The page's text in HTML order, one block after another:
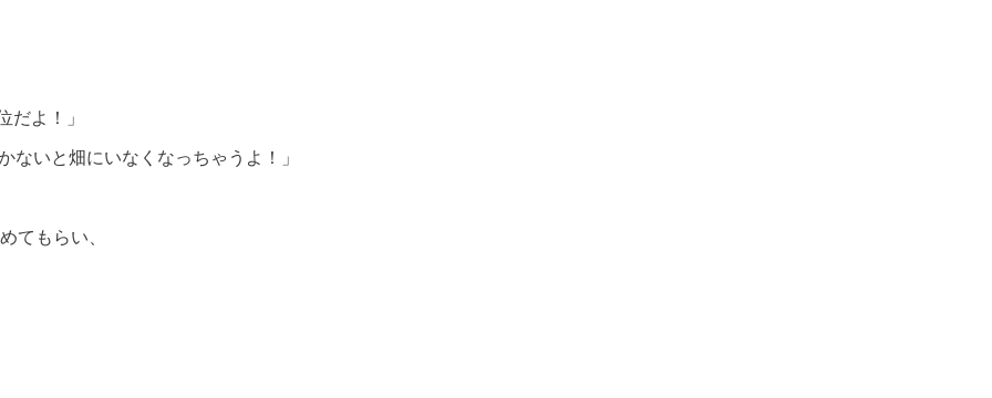
だよ！」
ないと畑にいなくなっちゃうよ！」
てもらい、